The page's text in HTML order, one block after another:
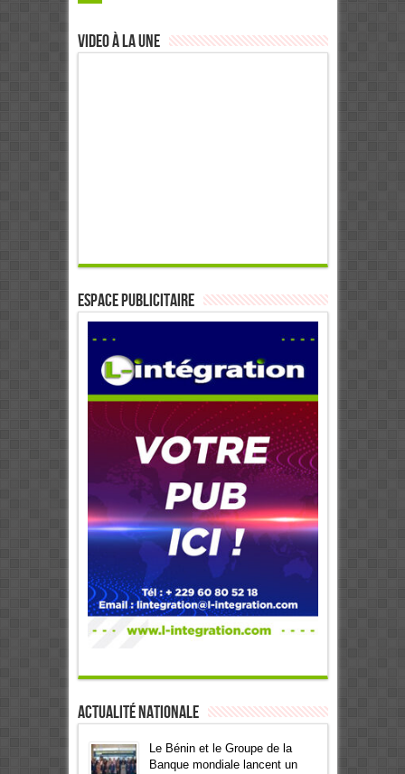
Video à la Une
ESPACE PUBLICITAIRE
Actualité Nationale
Le Bénin et le Groupe de la
Banque mondiale lancent un